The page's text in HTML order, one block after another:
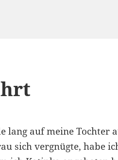
lang auf meine Tochter
sich vergnügte, habe